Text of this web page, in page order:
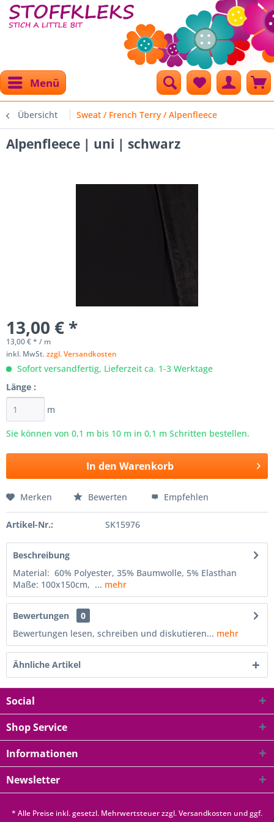
Menü
Übersicht Sweat / French Terry / Alpenfleece
Alpenfleece | uni | schwarz
13,00 € *
13,00 € * / m
inkl. MwSt.zzgl. Versandkosten
Sofort versandfertig, Lieferzeit ca. 1-3 Werktage
Länge :
m
Sie können von 0,1 m bis 10 m in 0,1 m Schritten bestellen.
In den Warenkorb
Merken Bewerten Empfehlen
Artikel-Nr.: SK15976
Beschreibung
Material: 60% Polyester, 35% Baumwolle, 5% Elasthan
Maße: 100x150cm, ... mehr
Bewertungen
0
Bewertungen lesen, schreiben und diskutieren... mehr
Ähnliche Artikel
Social
Shop Service
Informationen
Newsletter
* Alle Preise inkl. gesetzl. Mehrwertsteuer zzgl.Versandkosten und ggf.